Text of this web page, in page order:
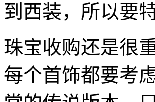
到西装，所以要
珠宝收购还是很
每个首饰都要考